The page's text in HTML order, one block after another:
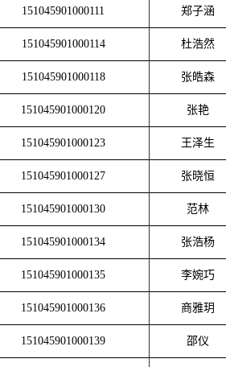
151045901000111 郑子涵
151045901000114 杜浩然
151045901000118 张皓森
151045901000120 张艳
151045901000123 王泽生
151045901000127 张晓恒
151045901000130 范林
151045901000134 张浩杨
151045901000135 李婉巧
151045901000136 商雅玥
151045901000139 邵仪